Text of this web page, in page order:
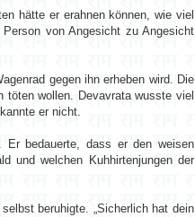
hätte er erahnen können, wie viel
von Angesicht zu Angesicht
gegen ihn erheben wird. Die
wollen. Devavrata wusste viel
er nicht.
bedauerte, dass er den weisen
und welchen Kuhhirtenjungen der
beruhigte. „Sicherlich hat dein